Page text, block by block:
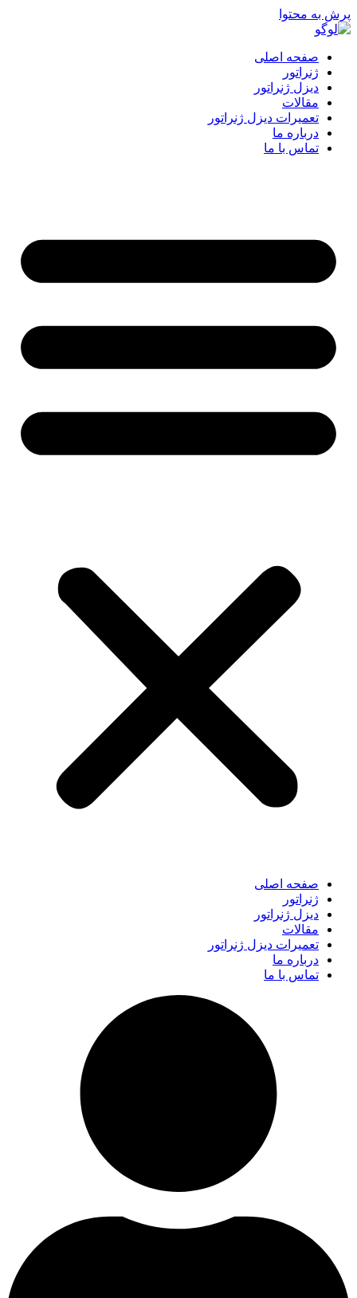
پرش به محتوا
صفحه اصلی
ژنراتور
دیزل ژنراتور
مقالات
تعمیرات دیزل ژنراتور
درباره ما
تماس با ما
صفحه اصلی
ژنراتور
دیزل ژنراتور
مقالات
تعمیرات دیزل ژنراتور
درباره ما
تماس با ما